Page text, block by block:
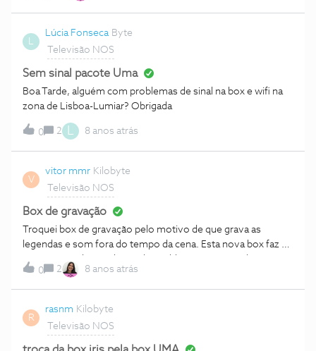
L
Lúcia Fonseca Byte
Televisão NOS
Sem sinal pacote Uma
Boa Tarde, alguém com problemas de sinal na box e wifi na
zona de Lisboa-Lumiar? Obrigada
0 2 L 8 anos atrás
V
vitor mmr Kilobyte
Televisão NOS
Box de gravação
Troquei box de gravação pelo motivo de que grava as
legendas e som fora do tempo da cena. Esta nova box faz o
os vossas boxes de gravação apenas servem para receber
sinal de satélite.
0 2 8 anos atrás
R
rasnm Kilobyte
Televisão NOS